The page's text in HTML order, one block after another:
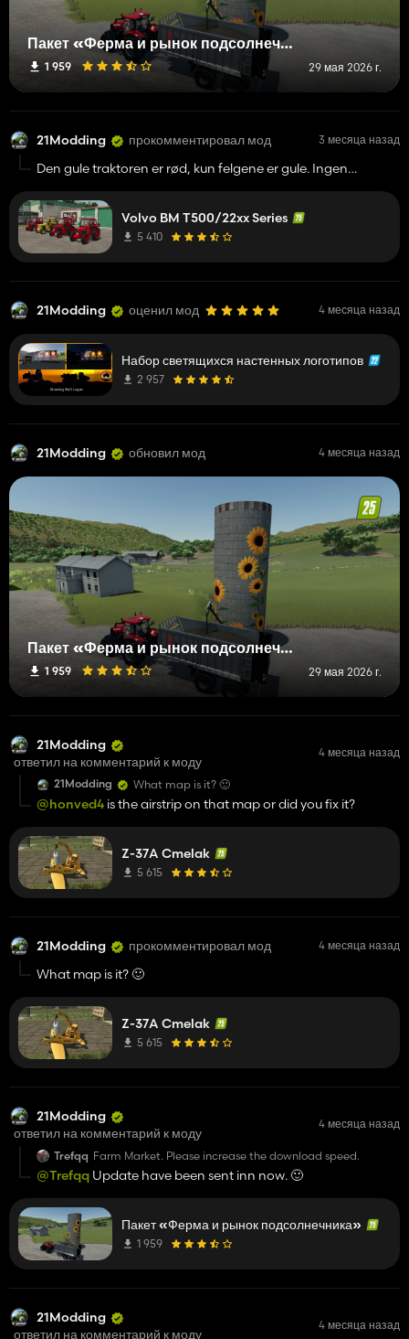
Пакет «Ферма и рынок подсолнечника»
1 959 29 мая 2026 г.
21Modding прокомментировал мод 3 месяца назад
Den gule traktoren er rød, kun felgene er gule. Ingen
Volvo BM T500/22xx Series
5 410
21Modding оценил мод 4 месяца назад
Набор светящихся настенных логотипов
2 957
21Modding обновил мод 4 месяца назад
Пакет «Ферма и рынок подсолнечника»
1 959 29 мая 2026 г.
21Modding
ответил на комментарий к моду
4 месяца назад
21Modding What map is it? 🙂
@honved4 is the airstrip on that map or did you fix it?
Z-37A Cmelak
5 615
21Modding прокомментировал мод 4 месяца назад
What map is it? 🙂
Z-37A Cmelak
5 615
21Modding
ответил на комментарий к моду
4 месяца назад
Trefqq Farm Market. Please increase the download speed.
@Trefqq Update have been sent inn now. 🙂
Пакет «Ферма и рынок подсолнечника»
1 959
21Modding
ответил на комментарий к моду
4 месяца назад